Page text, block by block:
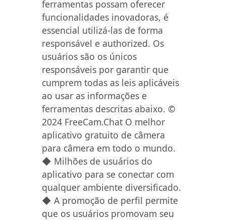
ferramentas possam oferecer
funcionalidades inovadoras, é
essencial utilizá-las de forma
responsável e authorized. Os
usuários são os únicos
responsáveis ​​por garantir que
cumprem todas as leis aplicáveis ​​
ao usar as informações e
ferramentas descritas abaixo. ©
2024 FreeCam.Chat O melhor
aplicativo gratuito de câmera
para câmera em todo o mundo.
◆ Milhões de usuários do
aplicativo para se conectar com
qualquer ambiente diversificado.
◆ A promoção de perfil permite
que os usuários promovam seu